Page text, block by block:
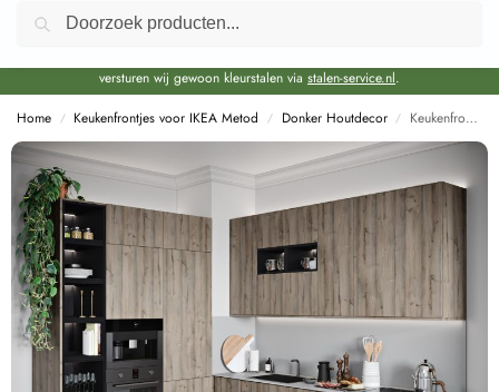
Door de bouwvakperiode geldt voor alle collecties momenteel een EXTRA
levertijd van circa 3-4 weken bovenop de reguliere levertijd.
versturen wij gewoon kleurstalen via stalen-service.nl.
Home / Keukenfrontjes voor IKEA Metod / Donker Houtdecor / Keukenfronten Eiken Historic Castle (K4444 HO) voor IKEA Metod